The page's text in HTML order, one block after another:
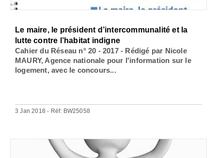
Le maire, le président d’intercommunalité et la
lutte contre l’habitat indigne
Cahier du Réseau n° 20 - 2017 - Rédigé par Nicole
MAURY, Agence nationale pour l'information sur le
logement, avec le concours...
3 Jan 2018 - Réf: BW25058